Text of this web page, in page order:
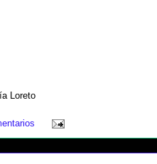
Loreto